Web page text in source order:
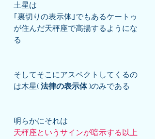
土星は
｢裏切りの表示体｣でもあるケートゥ
が住んだ天秤座で高揚するようにな
る
そしてそこにアスペクトしてくるの
は木星( 法律の表示体 )のみである
明らかにそれは
天秤座というサインが暗示する以上